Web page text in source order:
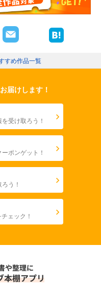
すめ作品一覧
届けします！
受け取ろう！
ポンゲット！
う！
ェック！